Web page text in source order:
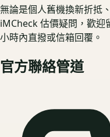
無論是個人舊機換新折抵
iMCheck 估價疑問，歡迎
小時內直撥或信箱回覆。
官方聯絡管道